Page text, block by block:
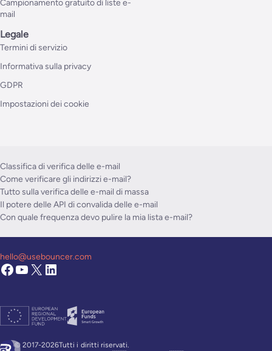
Campionamento gratuito di liste e-
mail
Legale
Termini di servizio
Informativa sulla privacy
GDPR
Impostazioni dei cookie
Classifica di verifica delle e-mail
Come verificare gli indirizzi e-mail?
Tutto sulla verifica delle e-mail di massa
Il potere delle API di convalida delle e-mail
Con quale frequenza devo pulire la mia lista e-mail?
© 2017-2026Tutti i diritti riservati.
hello@usebouncer.com